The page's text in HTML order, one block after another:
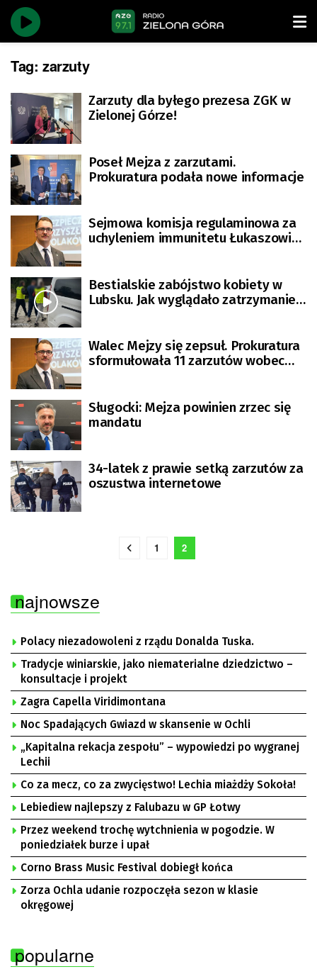
Tag: zarzuty
Zarzuty dla byłego prezesa ZGK w
Zielonej Górze!
Poseł Mejza z zarzutami.
Prokuratura podała nowe informacje
Sejmowa komisja regulaminowa za
uchyleniem immunitetu Łukaszowi
Bestialskie zabójstwo kobiety w
Lubsku. Jak wyglądało zatrzymanie?
Walec Mejzy się zepsuł. Prokuratura
sformułowała 11 zarzutów wobec
Sługocki: Mejza powinien zrzec się
mandatu
34-latek z prawie setką zarzutów za
oszustwa internetowe
1 2
najnowsze
Polacy niezadowoleni z rządu Donalda Tuska.
Tradycje winiarskie, jako niematerialne dziedzictwo –
konsultacje i projekt
Zagra Capella Viridimontana
Noc Spadających Gwiazd w skansenie w Ochli
„Kapitalna rekacja zespołu” – wypowiedzi po wygranej
Lechii
Co za mecz, co za zwycięstwo! Lechia miażdży Sokoła!
Lebiediew najlepszy z Falubazu w GP Łotwy
Przez weekend trochę wytchnienia w pogodzie. W
poniedziałek burze i upał
Corno Brass Music Festival dobiegł końca
Zorza Ochla udanie rozpoczęła sezon w klasie
okręgowej
popularne